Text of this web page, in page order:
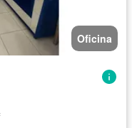
Oficina